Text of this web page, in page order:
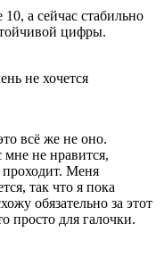
а сейчас стабильно
цифры.
не хочется
всё же не оно.
мне не нравится,
проходит. Меня
так что я пока
обязательно за этот
просто для галочки.